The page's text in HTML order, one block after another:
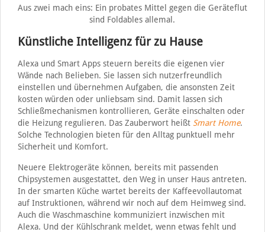
Aus zwei mach eins: Ein probates Mittel gegen die Geräteflut
sind Foldables allemal.
Künstliche Intelligenz für zu Hause
Alexa und Smart Apps steuern bereits die eigenen vier
Wände nach Belieben. Sie lassen sich nutzerfreundlich
einstellen und übernehmen Aufgaben, die ansonsten Zeit
kosten würden oder unliebsam sind. Damit lassen sich
Schließmechanismen kontrollieren, Geräte einschalten oder
die Heizung regulieren. Das Zauberwort heißt Smart Home.
Solche Technologien bieten für den Alltag punktuell mehr
Sicherheit und Komfort.
Neuere Elektrogeräte können, bereits mit passenden
Chipsystemen ausgestattet, den Weg in unser Haus antreten.
In der smarten Küche wartet bereits der Kaffeevollautomat
auf Instruktionen, während wir noch auf dem Heimweg sind.
Auch die Waschmaschine kommuniziert inzwischen mit
Alexa. Und der Kühlschrank meldet, wenn etwas fehlt und